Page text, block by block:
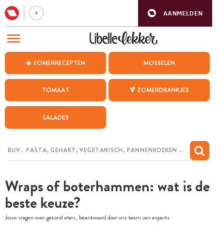
AANMELDEN
☀️ ZOMERRECEPTEN MOSSELEN
TOMAAT 🍹 ZOMERDRANKJES
SALADES
Wraps of boterhammen: wat is de
beste keuze?
Jouw vragen over gezond eten, beantwoord door ons team van experts
BEZOEK ONZE ANDERE WEBSITES
WEEKMENU
CHAT MET MAIA
MIJN BEWAARDE RECEPTEN